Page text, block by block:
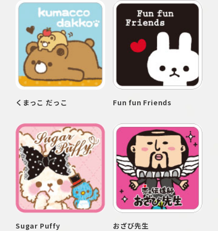
くまっこ だっこ Fun fun Friends
Sugar Puffy おざび先生